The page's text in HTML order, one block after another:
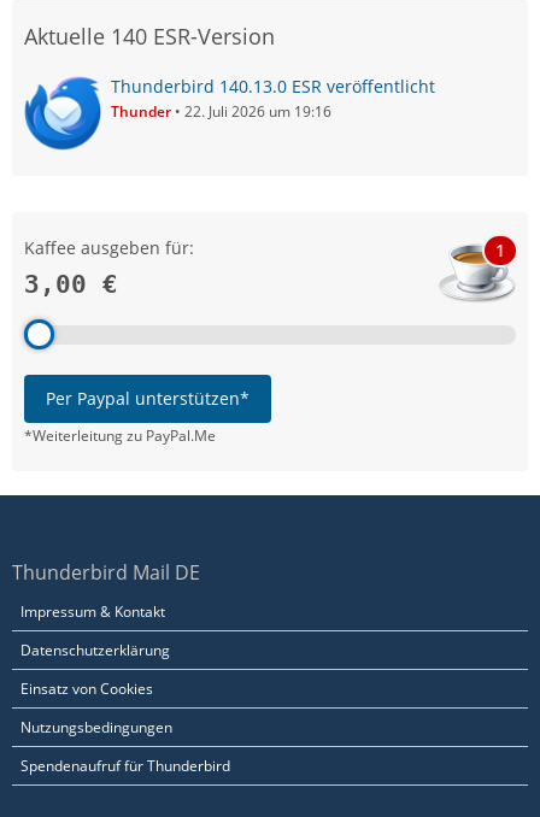
Aktuelle 140 ESR-Version
Thunderbird 140.13.0 ESR veröffentlicht
Thunder 22. Juli 2026 um 19:16
Kaffee ausgeben für:
3,00 €
1
Per Paypal unterstützen*
*Weiterleitung zu PayPal.Me
Thunderbird Mail DE
Impressum & Kontakt
Datenschutzerklärung
Einsatz von Cookies
Nutzungsbedingungen
Spendenaufruf für Thunderbird